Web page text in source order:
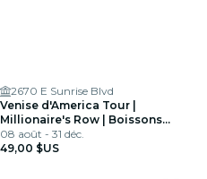
2670 E Sunrise Blvd
Venise d'America Tour |
Millionaire's Row | Boissons
gratuites
08 août - 31 déc.
49,00 $US